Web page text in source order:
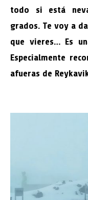
todo si está
grados. Te voy a
que vieres… Es
Especialmente
afueras de